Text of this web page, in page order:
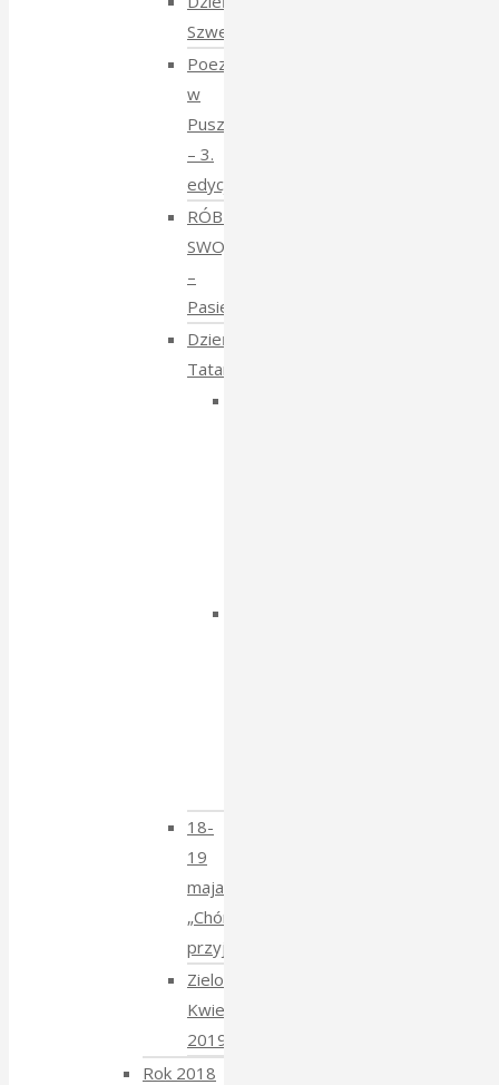
Szwedzki
Poezja
w
Puszczy
– 3.
edycja
RÓBMY
SWOJE
–
Pasieki
Dzień
Tatarski
18-
19
maja
„Chór
przyjechał”
Zielony
Kwiecień
2019
Rok 2018